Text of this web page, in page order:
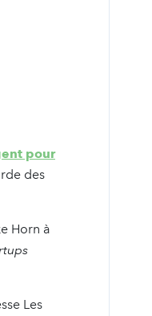
pour
des
Horn à
Les